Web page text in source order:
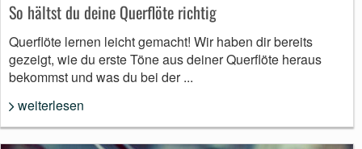
So hältst du deine Querflöte richtig
Querflöte lernen leicht gemacht! Wir haben dir bereits
gezeigt, wie du erste Töne aus deiner Querflöte heraus
bekommst und was du bei der ...
weiterlesen